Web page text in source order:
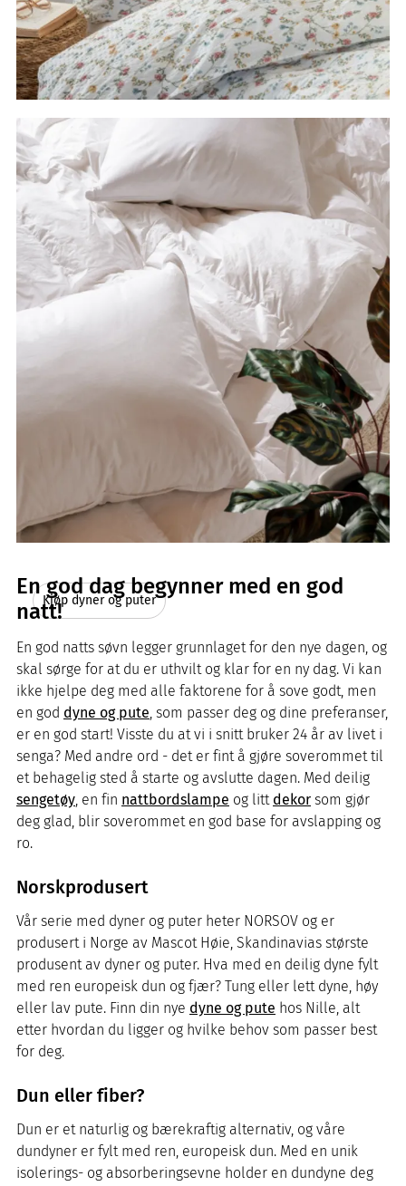
Kjøp sengetøy
Kjøp dyner og puter
En god dag begynner med en god
natt!
En god natts søvn legger grunnlaget for den nye dagen, og
skal sørge for at du er uthvilt og klar for en ny dag. Vi kan
ikke hjelpe deg med alle faktorene for å sove godt, men
en god dyne og pute, som passer deg og dine preferanser,
er en god start! Visste du at vi i snitt bruker 24 år av livet i
senga? Med andre ord - det er fint å gjøre soverommet til
et behagelig sted å starte og avslutte dagen. Med deilig
sengetøy, en fin nattbordslampe og litt dekor som gjør
deg glad, blir soverommet en god base for avslapping og
ro.
Norskprodusert
Vår serie med dyner og puter heter NORSOV og er
produsert i Norge av Mascot Høie, Skandinavias største
produsent av dyner og puter. Hva med en deilig dyne fylt
med ren europeisk dun og fjær? Tung eller lett dyne, høy
eller lav pute. Finn din nye dyne og pute hos Nille, alt
etter hvordan du ligger og hvilke behov som passer best
for deg.
Dun eller fiber?
Dun er et naturlig og bærekraftig alternativ, og våre
dundyner er fylt med ren, europeisk dun. Med en unik
isolerings- og absorberingsevne holder en dundyne deg